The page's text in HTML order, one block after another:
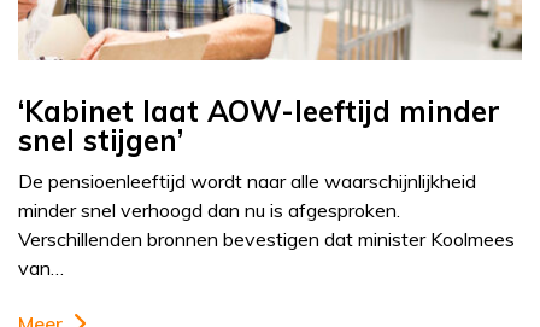
‘Kabinet laat AOW-leeftijd minder
snel stijgen’
De pensioenleeftijd wordt naar alle waarschijnlijkheid
minder snel verhoogd dan nu is afgesproken.
Verschillenden bronnen bevestigen dat minister Koolmees
van…